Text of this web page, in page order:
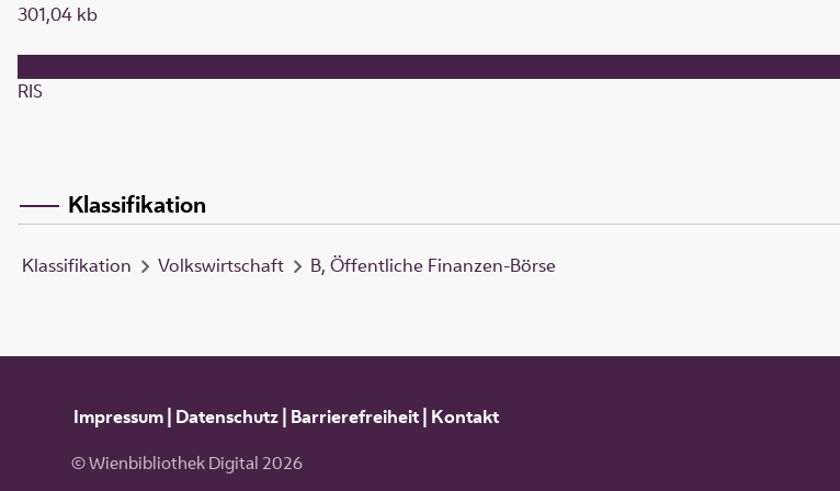
301,04 kb
RIS
Klassifikation
Klassifikation Volkswirtschaft B, Öffentliche Finanzen-Börse
Impressum| Datenschutz| Barrierefreiheit| Kontakt
© Wienbibliothek Digital 2026